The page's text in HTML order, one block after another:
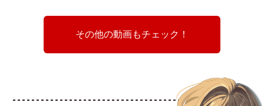
その他の動画もチェック！